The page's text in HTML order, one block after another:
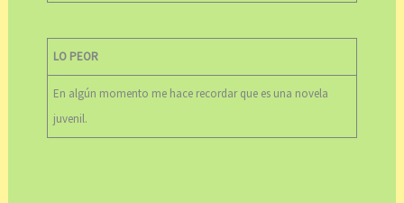
LO PEOR
En algún momento me hace recordar que es una novela
juvenil.